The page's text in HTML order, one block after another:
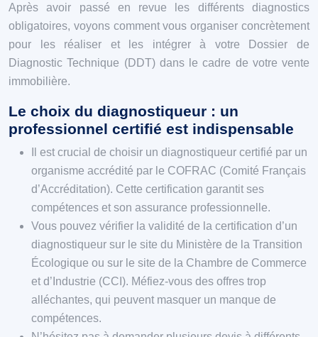
Après avoir passé en revue les différents diagnostics
obligatoires, voyons comment vous organiser concrètement
pour les réaliser et les intégrer à votre Dossier de
Diagnostic Technique (DDT) dans le cadre de votre vente
immobilière.
Le choix du diagnostiqueur : un
professionnel certifié est indispensable
Il est crucial de choisir un diagnostiqueur certifié par un
organisme accrédité par le COFRAC (Comité Français
d’Accréditation). Cette certification garantit ses
compétences et son assurance professionnelle.
Vous pouvez vérifier la validité de la certification d’un
diagnostiqueur sur le site du Ministère de la Transition
Écologique ou sur le site de la Chambre de Commerce
et d’Industrie (CCI). Méfiez-vous des offres trop
alléchantes, qui peuvent masquer un manque de
compétences.